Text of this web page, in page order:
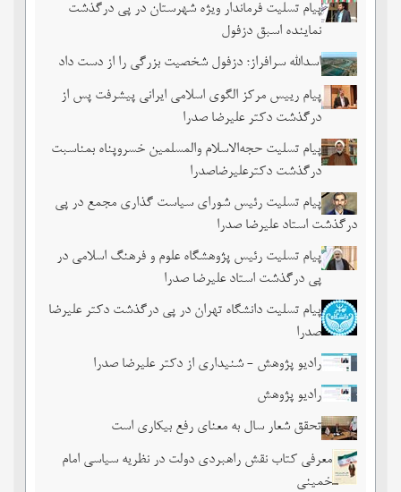
پیام تسلیت فرماندار ویژه شهرستان در پی درگذشت
نماینده اسبق دزفول
اسدالله سرافراز؛ دزفول شخصیت بزرگی را از دست داد
پیام رییس مرکز الگوی اسلامی ایرانی پیشرفت پس از
درگذشت دکتر علیرضا صدرا
پیام تسلیت حجه‌الاسلام والمسلمین خسروپناه بمناسبت
درگذشت دکترعلیرضاصدرا
پیام تسلیت رئیس شورای سیاست گذاری مجمع در پی
درگذشت استاد علیرضا صدرا
پیام تسلیت رئیس پژوهشگاه علوم و فرهنگ اسلامی در
پی درگذشت استاد علیرضا صدرا
پیام تسلیت دانشگاه تهران در پی درگذشت دکتر علیرضا
صدرا
رادیو پژوهش - شنیداری از دکتر علیرضا صدرا
رادیو پژوهش
تحقق شعار سال به معنای رفع بیکاری است
معرفی کتاب نقش راهبردی دولت در نظریه سیاسی امام
خمینی